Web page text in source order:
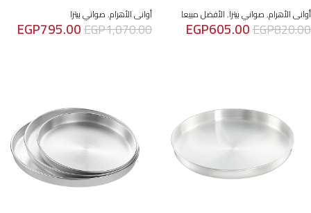
أوانى الأهرام,صواني بيتزا,الأفضل مبيعا
EGP820.00
EGP605.00
أوانى الأهرام,صواني بيتزا
EGP1,070.00
EGP795.00